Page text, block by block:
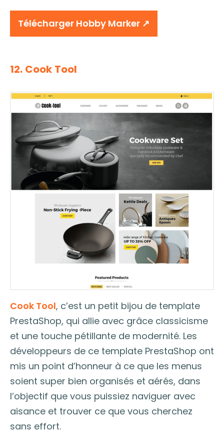
Télécharger Hobby Marker ↗︎
12. Cook Tool
Cook Tool, c’est un petit bijou de template
PrestaShop, qui allie avec grâce classicisme
et une touche pétillante de modernité. Les
développeurs de ce template PrestaShop ont
mis un point d’honneur à ce que les menus
soient super bien organisés et aérés, dans
l’objectif que vous puissiez naviguer avec
aisance et trouver ce que vous cherchez
sans effort.